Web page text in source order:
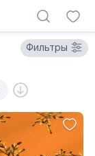
Фильтры